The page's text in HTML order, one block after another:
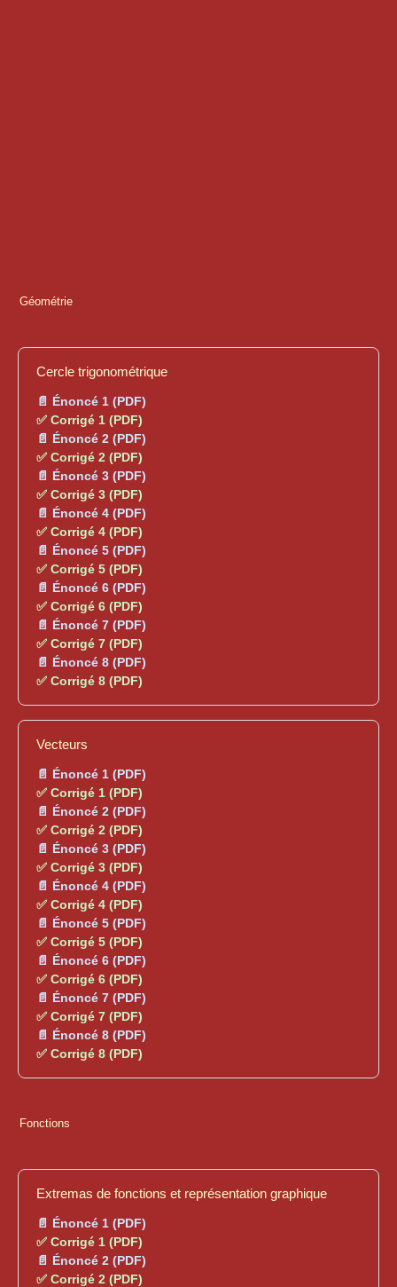
Géométrie
Cercle trigonométrique
📄 Énoncé 1 (PDF)
✅ Corrigé 1 (PDF)
📄 Énoncé 2 (PDF)
✅ Corrigé 2 (PDF)
📄 Énoncé 3 (PDF)
✅ Corrigé 3 (PDF)
📄 Énoncé 4 (PDF)
✅ Corrigé 4 (PDF)
📄 Énoncé 5 (PDF)
✅ Corrigé 5 (PDF)
📄 Énoncé 6 (PDF)
✅ Corrigé 6 (PDF)
📄 Énoncé 7 (PDF)
✅ Corrigé 7 (PDF)
📄 Énoncé 8 (PDF)
✅ Corrigé 8 (PDF)
Vecteurs
📄 Énoncé 1 (PDF)
✅ Corrigé 1 (PDF)
📄 Énoncé 2 (PDF)
✅ Corrigé 2 (PDF)
📄 Énoncé 3 (PDF)
✅ Corrigé 3 (PDF)
📄 Énoncé 4 (PDF)
✅ Corrigé 4 (PDF)
📄 Énoncé 5 (PDF)
✅ Corrigé 5 (PDF)
📄 Énoncé 6 (PDF)
✅ Corrigé 6 (PDF)
📄 Énoncé 7 (PDF)
✅ Corrigé 7 (PDF)
📄 Énoncé 8 (PDF)
✅ Corrigé 8 (PDF)
Fonctions
Extremas de fonctions et représentation graphique
📄 Énoncé 1 (PDF)
✅ Corrigé 1 (PDF)
📄 Énoncé 2 (PDF)
✅ Corrigé 2 (PDF)